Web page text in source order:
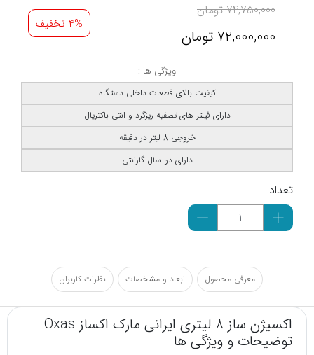
74,750,000تومان
72,000,000تومان
4% تخفیف
ویژگی ها :
کیفیت بالای قطعات داخلی دستگاه
دارای فیلتر های تصفیه ریزگرد و انتی باکتریال
خروجی 8 لیتر در دقیقه
دارای دو سال گارانتی
تعداد
معرفی محصول ابعاد و مشخصات نظرات کاربران
اکسیژن ساز 8 لیتری ایرانی مارک اکساز Oxas
توضیحات و ویژگی ها